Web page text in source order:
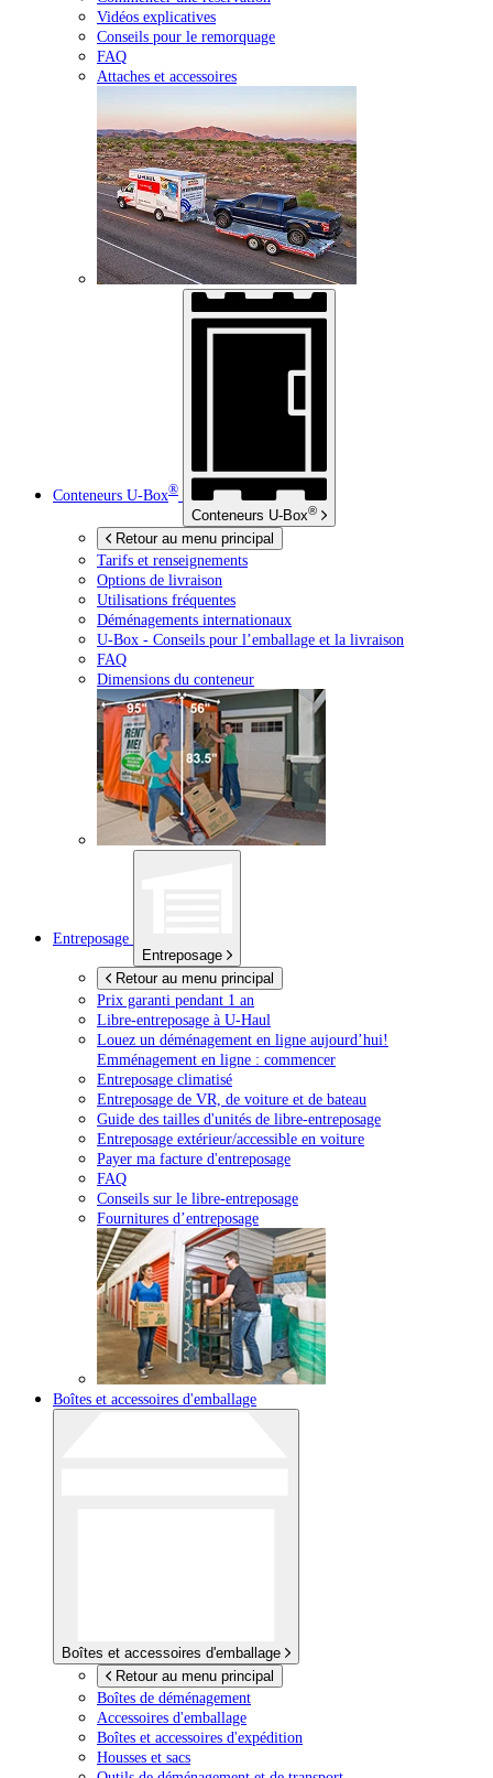
Vidéos explicatives
Conseils pour le remorquage
FAQ
Attaches et accessoires
Conteneurs U-Box®
Conteneurs U-Box®
Retour au menu principal
Tarifs et renseignements
Options de livraison
Utilisations fréquentes
Déménagements internationaux
U-Box - Conseils pour l’emballage et la livraison
FAQ
Dimensions du conteneur
Entreposage
Entreposage
Retour au menu principal
Prix garanti pendant 1 an
Libre-entreposage à U-Haul
Louez un déménagement en ligne aujourd’hui!
Emménagement en ligne : commencer
Entreposage climatisé
Entreposage de VR, de voiture et de bateau
Guide des tailles d'unités de libre-entreposage
Entreposage extérieur/accessible en voiture
Payer ma facture d'entreposage
FAQ
Conseils sur le libre-entreposage
Fournitures d’entreposage
Boîtes et accessoires d'emballage
Boîtes et accessoires d'emballage
Retour au menu principal
Boîtes de déménagement
Accessoires d'emballage
Boîtes et accessoires d'expédition
Housses et sacs